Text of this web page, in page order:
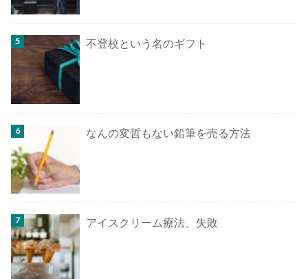
不登校という名のギフト
なんの変哲もない鉛筆を売る方法
アイスクリーム療法、失敗